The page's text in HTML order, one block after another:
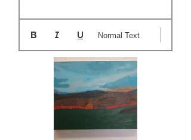
Normal Text